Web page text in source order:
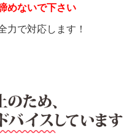
めないで下さい
力で対応します！